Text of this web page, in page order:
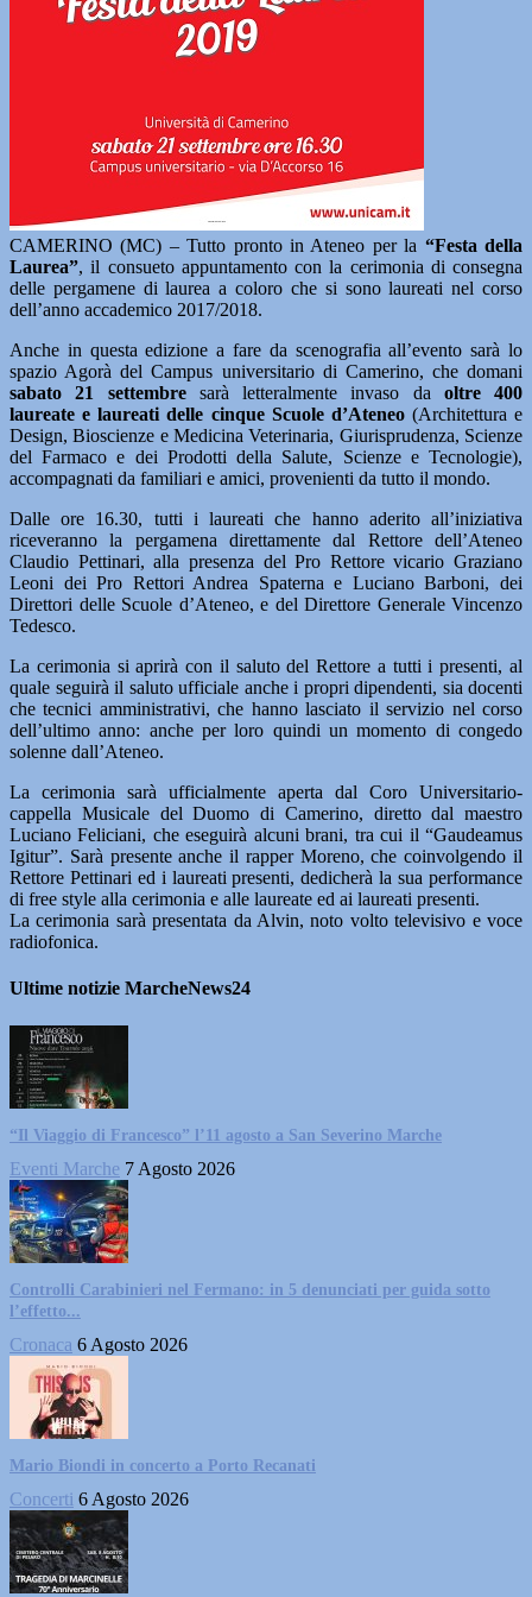
CAMERINO (MC) – Tutto pronto in Ateneo per la “Festa della
Laurea”, il consueto appuntamento con la cerimonia di consegna
delle pergamene di laurea a coloro che si sono laureati nel corso
dell’anno accademico 2017/2018.
Anche in questa edizione a fare da scenografia all’evento sarà lo
spazio Agorà del Campus universitario di Camerino, che domani
sabato 21 settembresarà letteralmente invaso da oltre 400
laureate e laureati delle cinque Scuole d’Ateneo(Architettura e
Design, Bioscienze e Medicina Veterinaria, Giurisprudenza, Scienze
del Farmaco e dei Prodotti della Salute, Scienze e Tecnologie),
accompagnati da familiari e amici, provenienti da tutto il mondo.
Dalle ore 16.30, tutti i laureati che hanno aderito all’iniziativa
riceveranno la pergamena direttamente dal Rettore dell’Ateneo
Claudio Pettinari, alla presenza del Pro Rettore vicario Graziano
Leoni dei Pro Rettori Andrea Spaterna e Luciano Barboni, dei
Direttori delle Scuole d’Ateneo, e del Direttore Generale Vincenzo
Tedesco.
La cerimonia si aprirà con il saluto del Rettore a tutti i presenti, al
quale seguirà il saluto ufficiale anche i propri dipendenti, sia docenti
che tecnici amministrativi, che hanno lasciato il servizio nel corso
dell’ultimo anno: anche per loro quindi un momento di congedo
solenne dall’Ateneo.
La cerimonia sarà ufficialmente aperta dal Coro Universitario-
cappella Musicale del Duomo di Camerino, diretto dal maestro
Luciano Feliciani, che eseguirà alcuni brani, tra cui il “Gaudeamus
Igitur”. Sarà presente anche il rapper Moreno, che coinvolgendo il
Rettore Pettinari ed i laureati presenti, dedicherà la sua performance
di free style alla cerimonia e alle laureate ed ai laureati presenti.
La cerimonia sarà presentata da Alvin, noto volto televisivo e voce
radiofonica.
Ultime notizie MarcheNews24
“Il Viaggio di Francesco” l’11 agosto a San Severino Marche
Eventi Marche 7 Agosto 2026
Controlli Carabinieri nel Fermano: in 5 denunciati per guida sotto
l’effetto...
Cronaca 6 Agosto 2026
Mario Biondi in concerto a Porto Recanati
Concerti 6 Agosto 2026